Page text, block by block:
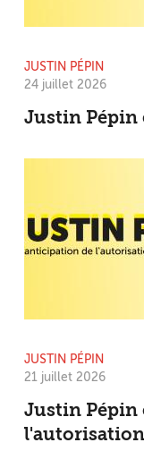
JUSTIN PÉPIN
24 juillet 2026
Justin Pépin
JUSTIN PÉPIN
21 juillet 2026
Justin Pépin